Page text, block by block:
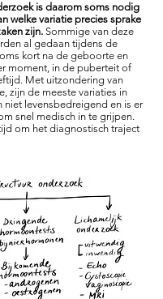
is daarom soms nodig
welke variatie precies sprake
zijn. Sommige van deze
al gedaan tijdens de
kort na de geboorte en
moment, in de puberteit of
Met uitzondering van
zijn de meeste variaties in
niet levensbedreigend en is er
snel medisch in te grijpen.
om het diagnostisch traject